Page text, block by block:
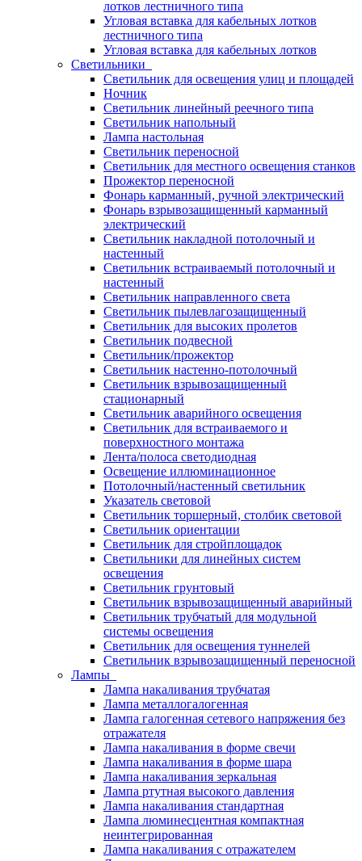
лотков лестничного типа
Угловая вставка для кабельных лотков
лестничного типа
Угловая вставка для кабельных лотков
Светильники
Светильник для освещения улиц и площадей
Ночник
Светильник линейный реечного типа
Светильник напольный
Лампа настольная
Светильник переносной
Светильник для местного освещения станков
Прожектор переносной
Фонарь карманный, ручной электрический
Фонарь взрывозащищенный карманный
электрический
Светильник накладной потолочный и
настенный
Светильник встраиваемый потолочный и
настенный
Светильник направленного света
Светильник пылевлагозащищенный
Светильник для высоких пролетов
Светильник подвесной
Светильник/прожектор
Светильник настенно-потолочный
Светильник взрывозащищенный
стационарный
Светильник аварийного освещения
Светильник для встраиваемого и
поверхностного монтажа
Лента/полоса светодиодная
Освещение иллюминационное
Потолочный/настенный светильник
Указатель световой
Светильник торшерный, столбик световой
Светильник ориентации
Светильник для стройплощадок
Светильники для линейных систем
освещения
Светильник грунтовый
Светильник взрывозащищенный аварийный
Светильник трубчатый для модульной
системы освещения
Светильник для освещения туннелей
Светильник взрывозащищенный переносной
Лампы
Лампа накаливания трубчатая
Лампа металлогалогенная
Лампа галогенная сетевого напряжения без
отражателя
Лампа накаливания в форме свечи
Лампа накаливания в форме шара
Лампа накаливания зеркальная
Лампа ртутная высокого давления
Лампа накаливания стандартная
Лампа люминесцентная компактная
неинтегрированная
Лампа накаливания с отражателем